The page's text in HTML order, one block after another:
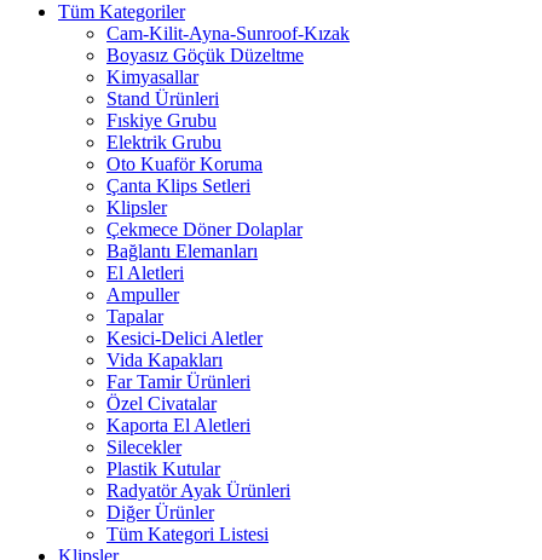
Tüm Kategoriler
Cam-Kilit-Ayna-Sunroof-Kızak
Boyasız Göçük Düzeltme
Kimyasallar
Stand Ürünleri
Fıskiye Grubu
Elektrik Grubu
Oto Kuaför Koruma
Çanta Klips Setleri
Klipsler
Çekmece Döner Dolaplar
Bağlantı Elemanları
El Aletleri
Ampuller
Tapalar
Kesici-Delici Aletler
Vida Kapakları
Far Tamir Ürünleri
Özel Civatalar
Kaporta El Aletleri
Silecekler
Plastik Kutular
Radyatör Ayak Ürünleri
Diğer Ürünler
Tüm Kategori Listesi
Klipsler